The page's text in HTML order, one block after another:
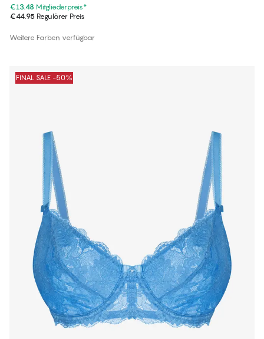
€13.48 Mitgliederpreis*
€44.95 Regulärer Preis
Weitere Farben verfügbar
FINAL SALE -50%